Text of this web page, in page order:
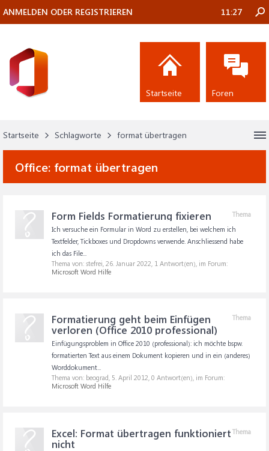
Startseite Schlagworte format übertragen
Office: format übertragen
Thema
Form Fields Formatierung fixieren
Ich versuche ein Formular in Word zu erstellen, bei welchem ich
Textfelder, Tickboxes und Dropdowns verwende. Anschliessend habe
ich das File...
Thema von: stefrei, 26. Januar 2022, 1 Antwort(en), im Forum:
Microsoft Word Hilfe
Thema
Formatierung geht beim Einfügen
verloren (Office 2010 professional)
Einfügungsproblem in Office 2010 (professional): ich möchte bspw.
formatierten Text aus einem Dokument kopieren und in ein (anderes)
Worddokument...
Thema von: beograd, 5. April 2012, 0 Antwort(en), im Forum:
Microsoft Word Hilfe
Thema
Excel: Format übertragen funktioniert
nicht
ANMELDEN ODER REGISTRIEREN 11:27
Startseite Foren